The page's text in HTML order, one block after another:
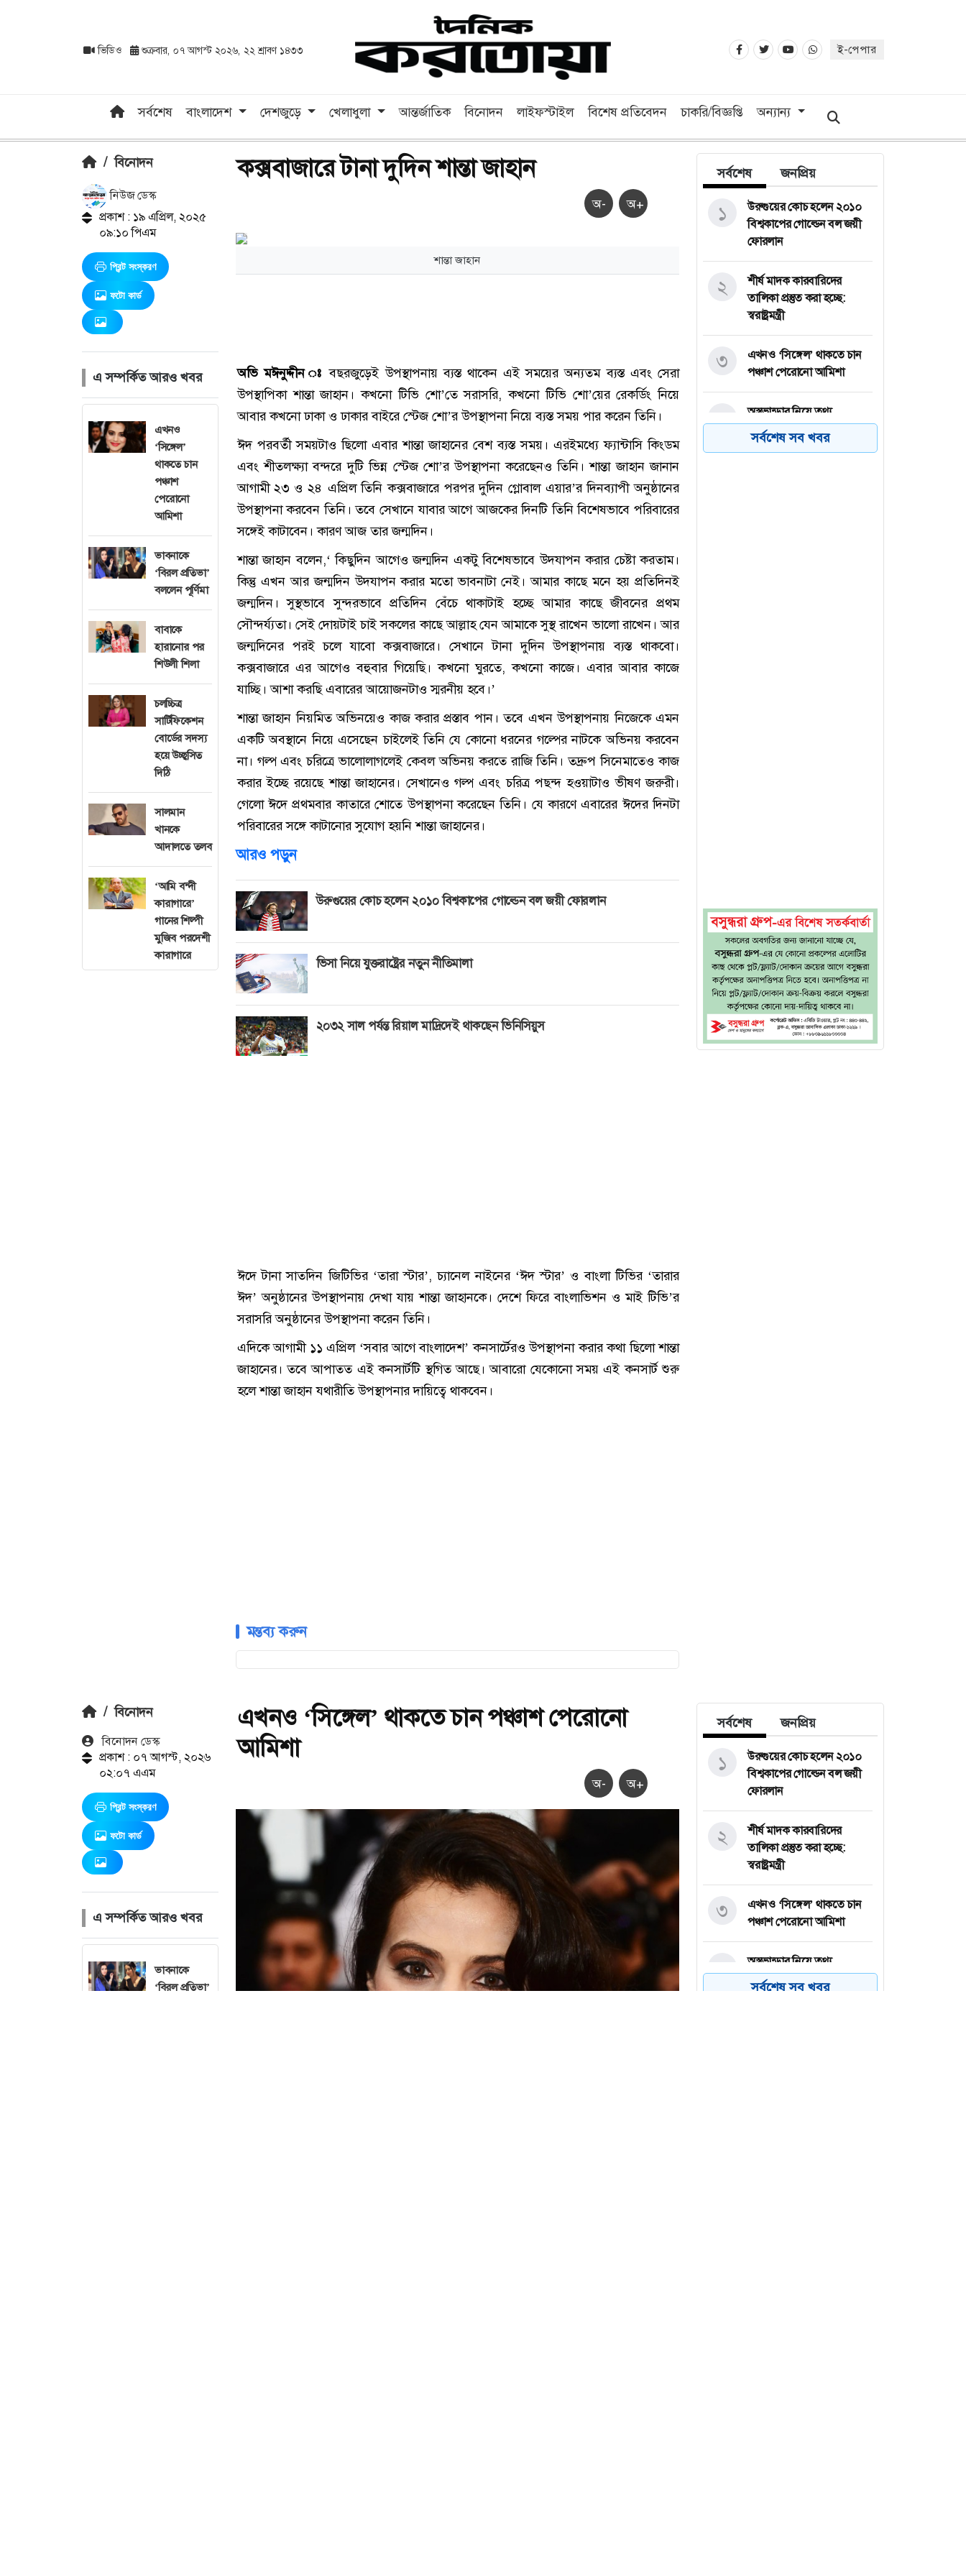
ভিডিও শুক্রবার, ০৭ আগস্ট ২০২৬, ২২ শ্রাবণ ১৪৩৩ ই-পেপার
সর্বশেষ বাংলাদেশ দেশজুড়ে খেলাধুলা আন্তর্জাতিক বিনোদন লাইফস্টাইল বিশেষ প্রতিবেদন চাকরি/বিজ্ঞপ্তি অন্যান্য
/ বিনোদন
নিউজ ডেস্ক
প্রকাশ : ১৯ এপ্রিল, ২০২৫
০৯:১০ পিএম
প্রিন্ট সংস্করণ
ফটো কার্ড
এ সম্পর্কিত আরও খবর
এখনও
‘সিঙ্গেল’
থাকতে চান
পঞ্চাশ
পেরোনো
আমিশা
ভাবনাকে
‘বিরল প্রতিভা’
বললেন পূর্ণিমা
বাবাকে
হারানোর পর
শিউলী শিলা
চলচ্চিত্র
সার্টিফিকেশন
বোর্ডের সদস্য
হয়ে উচ্ছ্বসিত
দিঠি
সালমান
খানকে
আদালতে তলব
‘আমি বন্দী
কারাগারে’
গানের শিল্পী
মুজিব পরদেশী
কারাগারে
কক্সবাজারে টানা দুদিন শান্তা জাহান
অ- অ+
শান্তা জাহান
অভি মঈনুদ্দীন ঃ বছরজুড়েই উপস্থাপনায় ব্যস্ত থাকেন এই সময়ের অন্যতম ব্যস্ত এবং সেরা
উপস্থাপিকা শান্তা জাহান। কখনো টিভি শো’তে সরাসরি, কখনো টিভি শো’য়ের রেকর্ডিং নিয়ে
আবার কখনো ঢাকা ও ঢাকার বাইরে স্টেজ শো’র উপস্থাপনা নিয়ে ব্যস্ত সময় পার করেন তিনি।
ঈদ পরবর্তী সময়টাও ছিলো এবার শান্তা জাহানের বেশ ব্যস্ত সময়। এরইমধ্যে ফ্যান্টাসি কিংডম
এবং শীতলক্ষ্যা বন্দরে দুটি ভিন্ন স্টেজ শো’র উপস্থাপনা করেছেনও তিনি। শান্তা জাহান জানান
আগামী ২৩ ও ২৪ এপ্রিল তিনি কক্সবাজারে পরপর দুদিন গ্লোবাল এয়ার’র দিনব্যাপী অনুষ্ঠানের
উপস্থাপনা করবেন তিনি। তবে সেখানে যাবার আগে আজকের দিনটি তিনি বিশেষভাবে পরিবারের
সঙ্গেই কাটাবেন। কারণ আজ তার জন্মদিন।
শান্তা জাহান বলেন,‘ কিছুদিন আগেও জন্মদিন একটু বিশেষভাবে উদযাপন করার চেষ্টা করতাম।
কিন্তু এখন আর জন্মদিন উদযাপন করার মতো ভাবনাটা নেই। আমার কাছে মনে হয় প্রতিদিনই
জন্মদিন। সুস্থভাবে সুন্দরভাবে প্রতিদিন বেঁচে থাকাটাই হচ্ছে আমার কাছে জীবনের প্রথম
সৌন্দর্য্যতা। সেই দোয়টাই চাই সকলের কাছে আল্লাহ যেন আমাকে সুস্থ রাখেন ভালো রাখেন। আর
জন্মদিনের পরই চলে যাবো কক্সবাজারে। সেখানে টানা দুদিন উপস্থাপনায় ব্যস্ত থাকবো।
কক্সবাজারে এর আগেও বহুবার গিয়েছি। কখনো ঘুরতে, কখনো কাজে। এবার আবার কাজে
যাচ্ছি। আশা করছি এবারের আয়োজনটাও স্মরনীয় হবে।’
শান্তা জাহান নিয়মিত অভিনয়েও কাজ করার প্রস্তাব পান। তবে এখন উপস্থাপনায় নিজেকে এমন
একটি অবস্থানে নিয়ে এসেছেন চাইলেই তিনি যে কোনো ধরনের গল্পের নাটকে অভিনয় করবেন
না। গল্প এবং চরিত্রে ভালোলাগলেই কেবল অভিনয় করতে রাজি তিনি। তদ্রুপ সিনেমাতেও কাজ
করার ইচ্ছে রয়েছে শান্তা জাহানের। সেখানেও গল্প এবং চরিত্র পছন্দ হওয়াটাও ভীষণ জরুরী।
গেলো ঈদে প্রথমবার কাতারে শোতে উপস্থাপনা করেছেন তিনি। যে কারণে এবারের ঈদের দিনটা
পরিবারের সঙ্গে কাটানোর সুযোগ হয়নি শান্তা জাহানের।
আরও পড়ুন
উরুগুয়ের কোচ হলেন ২০১০ বিশ্বকাপের গোল্ডেন বল জয়ী ফোরলান
ভিসা নিয়ে যুক্তরাষ্ট্রের নতুন নীতিমালা
২০৩২ সাল পর্যন্ত রিয়াল মাদ্রিদেই থাকছেন ভিনিসিয়ুস
ঈদে টানা সাতদিন জিটিভির ‘তারা স্টার’, চ্যানেল নাইনের ‘ঈদ স্টার’ ও বাংলা টিভির ‘তারার
ঈদ’ অনুষ্ঠানের উপস্থাপনায় দেখা যায় শান্তা জাহানকে। দেশে ফিরে বাংলাভিশন ও মাই টিভি’র
সরাসরি অনুষ্ঠানের উপস্থাপনা করেন তিনি।
এদিকে আগামী ১১ এপ্রিল ‘সবার আগে বাংলাদেশ’ কনসার্টেরও উপস্থাপনা করার কথা ছিলো শান্তা
জাহানের। তবে আপাতত এই কনসার্টটি স্থগিত আছে। আবারো যেকোনো সময় এই কনসার্ট শুরু
হলে শান্তা জাহান যথারীতি উপস্থাপনার দায়িত্বে থাকবেন।
মন্তব্য করুন
সর্বশেষ জনপ্রিয়
উরুগুয়ের কোচ হলেন ২০১০
বিশ্বকাপের গোল্ডেন বল জয়ী
ফোরলান
১
শীর্ষ মাদক কারবারিদের
তালিকা প্রস্তুত করা হচ্ছে:
স্বরাষ্ট্রমন্ত্রী
২
এখনও ‘সিঙ্গেল’ থাকতে চান
পঞ্চাশ পেরোনো আমিশা
৩
অস্ত্রভান্ডার নিয়ে তথ্য
ফাঁসকারীদের কারাদণ্ডের
হুঁশিয়ারি ট্রাম্পের
৪
সর্বশেষ সব খবর
/ বিনোদন
বিনোদন ডেস্ক
প্রকাশ : ০৭ আগস্ট, ২০২৬
০২:০৭ এএম
প্রিন্ট সংস্করণ
ফটো কার্ড
এ সম্পর্কিত আরও খবর
ভাবনাকে
‘বিরল প্রতিভা’
এখনও ‘সিঙ্গেল’ থাকতে চান পঞ্চাশ পেরোনো
আমিশা
অ- অ+
সর্বশেষ জনপ্রিয়
উরুগুয়ের কোচ হলেন ২০১০
বিশ্বকাপের গোল্ডেন বল জয়ী
ফোরলান
১
শীর্ষ মাদক কারবারিদের
তালিকা প্রস্তুত করা হচ্ছে:
স্বরাষ্ট্রমন্ত্রী
২
এখনও ‘সিঙ্গেল’ থাকতে চান
পঞ্চাশ পেরোনো আমিশা
৩
অস্ত্রভান্ডার নিয়ে তথ্য
ফাঁসকারীদের কারাদণ্ডের
হুঁশিয়ারি ট্রাম্পের
৪
সর্বশেষ সব খবর